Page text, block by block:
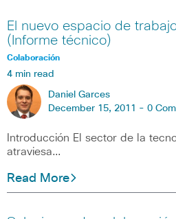
El nuevo espacio de
(Informe técnico)
Colaboración
4 min read
Daniel Garces
December 15, 2011 - 0
Introducción El sector de la
atraviesa…
Read More